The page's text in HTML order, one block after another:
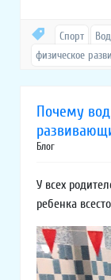
Спорт
физическое
Почему
Блог
У всех
ребенка